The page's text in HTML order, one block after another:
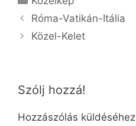
Róma-Vatikán-Itália
Közel-Kelet
Szólj hozzá!
Hozzászólás küldéséhez